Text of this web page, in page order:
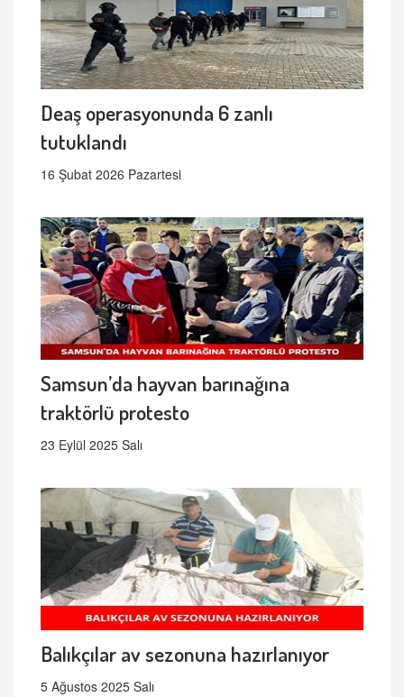
Deaş operasyonunda 6 zanlı
tutuklandı
16 Şubat 2026 Pazartesi
Samsun’da hayvan barınağına
traktörlü protesto
23 Eylül 2025 Salı
Balıkçılar av sezonuna hazırlanıyor
5 Ağustos 2025 Salı